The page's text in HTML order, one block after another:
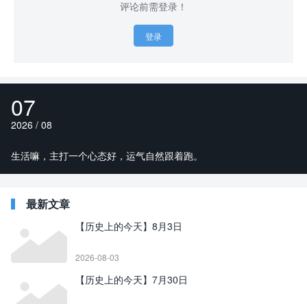
评论前需登录！
登录
07
2026 / 08
生活嘛，主打一个心态好，运气自然跟着跑。
最新文章
【历史上的今天】8月3日
2026-08-03
【历史上的今天】7月30日